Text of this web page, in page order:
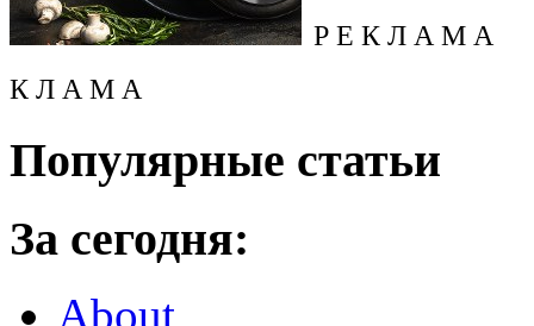
Р Е К Л А М А
К Л А М А
Популярные статьи
За сегодня:
About